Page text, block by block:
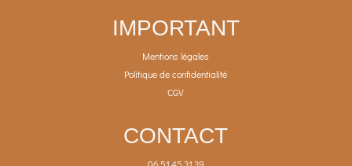
IMPORTANT
Mentions légales
Politique de confidentialité
CGV
CONTACT